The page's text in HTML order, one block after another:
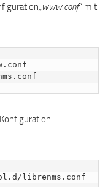
„www.conf“ mit
librenms.conf